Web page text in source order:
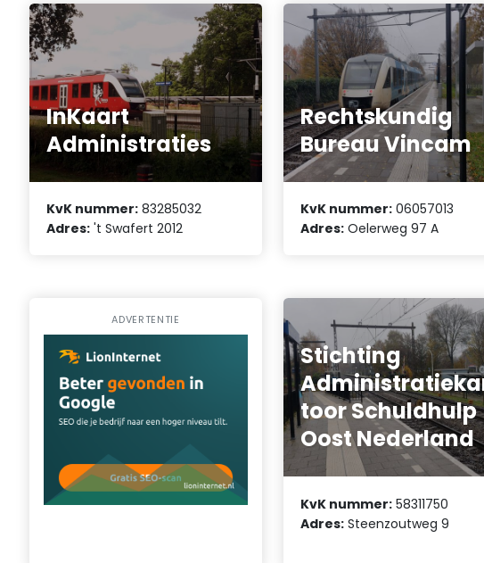
InKaart
Administraties
KvK nummer: 83285032
Adres: 't Swafert 2012
Rechtskundig
Bureau Vincam
KvK nummer: 06057013
Adres: Oelerweg 97 A
ADVERTENTIE
Stichting
toor Schuldhulp
Oost Nederland
KvK nummer: 58311750
Adres: Steenzoutweg 9